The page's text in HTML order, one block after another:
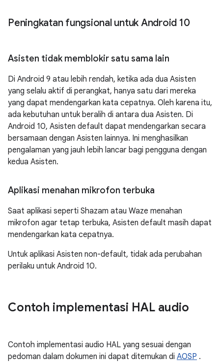
Peningkatan fungsional untuk Android 10
Asisten tidak memblokir satu sama lain
Di Android 9 atau lebih rendah, ketika ada dua Asisten
yang selalu aktif di perangkat, hanya satu dari mereka
yang dapat mendengarkan kata cepatnya. Oleh karena itu,
ada kebutuhan untuk beralih di antara dua Asisten. Di
Android 10, Asisten default dapat mendengarkan secara
bersamaan dengan Asisten lainnya. Ini menghasilkan
pengalaman yang jauh lebih lancar bagi pengguna dengan
kedua Asisten.
Aplikasi menahan mikrofon terbuka
Saat aplikasi seperti Shazam atau Waze menahan
mikrofon agar tetap terbuka, Asisten default masih dapat
mendengarkan kata cepatnya.
Untuk aplikasi Asisten non-default, tidak ada perubahan
perilaku untuk Android 10.
Contoh implementasi HAL audio
Contoh implementasi audio HAL yang sesuai dengan
pedoman dalam dokumen ini dapat ditemukan di AOSP .